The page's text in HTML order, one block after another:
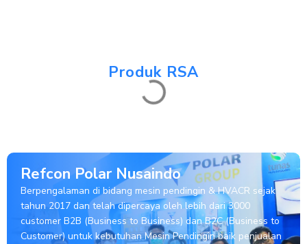
Produk RSA
Refcon Polar Nusaindo
Berpengalaman di bidang mesin pendingin & HVACR sejak
tahun 2017 dan telah dipercaya oleh lebih dari 3000
customer B2B (Business to Business) dan B2C (Business to
Customer) untuk kebutuhan Mesin Pendingin baik penjualan